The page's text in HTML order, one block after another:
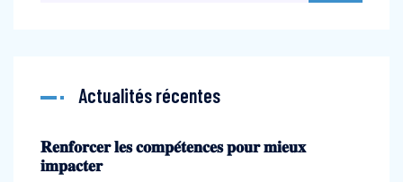
Actualités récentes
𝐑𝐞𝐧𝐟𝐨𝐫𝐜𝐞𝐫 𝐥𝐞𝐬 𝐜𝐨𝐦𝐩𝐞́𝐭𝐞𝐧𝐜𝐞𝐬 𝐩𝐨𝐮𝐫 𝐦𝐢𝐞𝐮𝐱
𝐢𝐦𝐩𝐚𝐜𝐭𝐞𝐫